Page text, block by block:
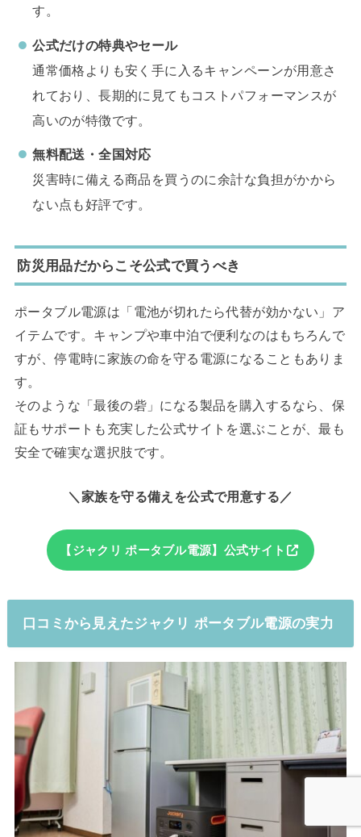
す。
公式だけの特典やセール
通常価格よりも安く手に入るキャンペーンが用意さ
れており、長期的に見てもコストパフォーマンスが
高いのが特徴です。
無料配送・全国対応
災害時に備える商品を買うのに余計な負担がかから
ない点も好評です。
防災用品だからこそ公式で買うべき
ポータブル電源は「電池が切れたら代替が効かない」ア
イテムです。キャンプや車中泊で便利なのはもちろんで
すが、停電時に家族の命を守る電源になることもありま
す。
そのような「最後の砦」になる製品を購入するなら、保
証もサポートも充実した公式サイトを選ぶことが、最も
安全で確実な選択肢です。
＼家族を守る備えを公式で用意する／
【ジャクリ ポータブル電源】公式サイト
口コミから見えたジャクリ ポータブル電源の実力